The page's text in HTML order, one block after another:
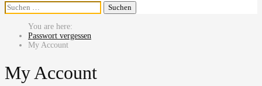
Suchen
nach:
Passwort vergessen
My Account
My Account